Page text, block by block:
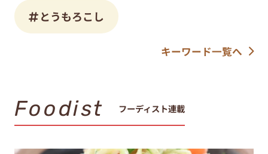
とうもろこし
キーワード一覧へ
Foodist フーディスト連載